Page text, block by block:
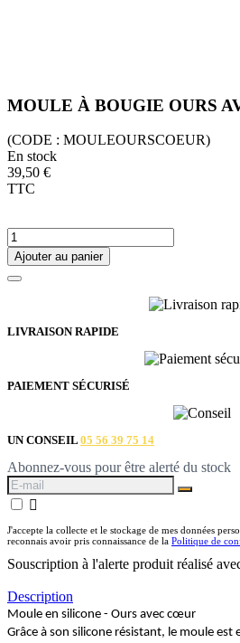
MOULE À BOUGIE OURS
(CODE : MOULEOURSCOEUR)
En stock
39,50 €
TTC
Ajouter au panier
LIVRAISON RAPIDE
PAIEMENT SÉCURISÉ
UN CONSEIL 05 56 39 75 14
Abonnez-vous pour être alerté du stock

J'accepte la collecte et le stockage de mes données
reconnais avoir pris connaissance de la Politique de
Souscription à l'alerte produit réalisé
Description
Moule en silicone - Ours avec cœur
Grâce à son silicone résistant, le moule est